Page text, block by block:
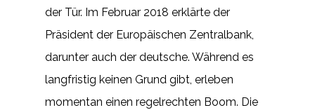
der Tür. Im Februar 2018 erklärte der
Präsident der Europäischen Zentralbank,
darunter auch der deutsche. Während es
langfristig keinen Grund gibt, erleben
momentan einen regelrechten Boom. Die